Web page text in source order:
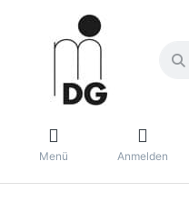
Menü Anmelden